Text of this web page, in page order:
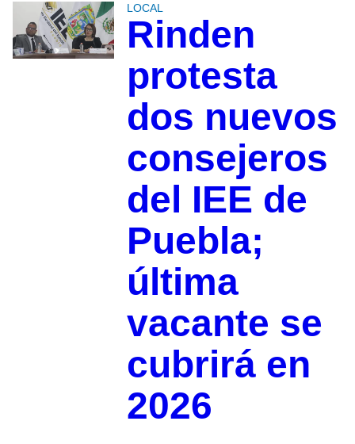
LOCAL
Rinden
protesta
dos nuevos
consejeros
del IEE de
Puebla;
última
vacante se
cubrirá en
2026